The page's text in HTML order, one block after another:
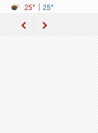
25° | 25°